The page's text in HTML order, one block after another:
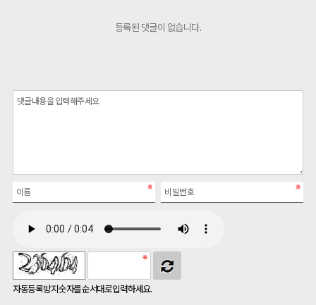
등록된 댓글이 없습니다.
자동등록방지 숫자를 순서대로 입력하세요.